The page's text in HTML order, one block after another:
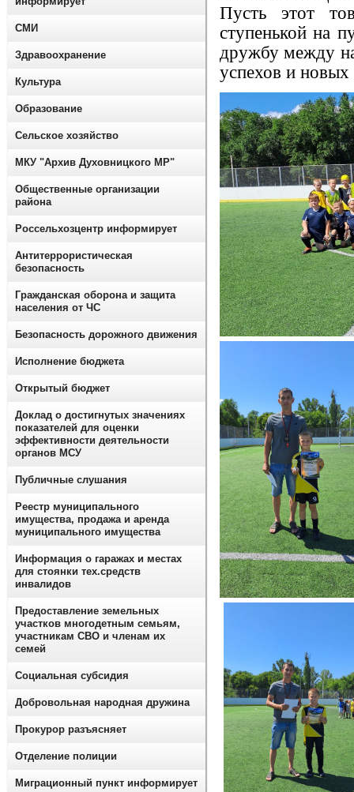
Пусть этот
ступенькой на
дружбу между
успехов и
СМИ
Здравоохранение
Культура
Образование
Сельское хозяйство
МКУ "Архив Духовницкого МР"
Общественные организации
района
Россельхозцентр информирует
Антитеррористическая
безопасность
Гражданская оборона и защита
населения от ЧС
Безопасность дорожного движения
Исполнение бюджета
Открытый бюджет
Доклад о достигнутых значениях
показателей для оценки
эффективности деятельности
органов МСУ
Публичные слушания
Реестр муниципального
имущества, продажа и аренда
муниципального имущества
Информация о гаражах и местах
для стоянки тех.средств
инвалидов
Предоставление земельных
участков многодетным семьям,
участникам СВО и членам их
семей
Социальная субсидия
Добровольная народная дружина
Прокурор разъясняет
Отделение полиции
Миграционный пункт информирует